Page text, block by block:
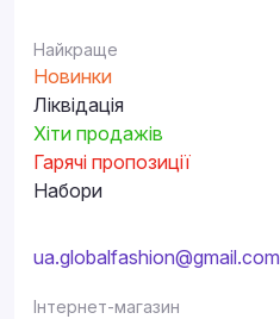
Найкраще
Новинки
Ліквідація
Хіти продажів
Гарячі пропозиції
Набори
ua.globalfashion@gmail.com
Інтернет-магазин